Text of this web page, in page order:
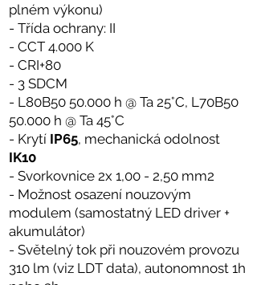
plném výkonu)
- Třída ochrany: II
- CCT 4.000 K
- CRI+80
- 3 SDCM
- L80B50 50.000 h @ Ta 25°C, L70B50
50.000 h @ Ta 45°C
- Krytí IP65, mechanická odolnost
IK10
- Svorkovnice 2x 1,00 - 2,50 mm2
- Možnost osazení nouzovým
modulem (samostatný LED driver +
akumulátor)
- Světelný tok při nouzovém provozu
310 lm (viz LDT data), autonomnost 1h